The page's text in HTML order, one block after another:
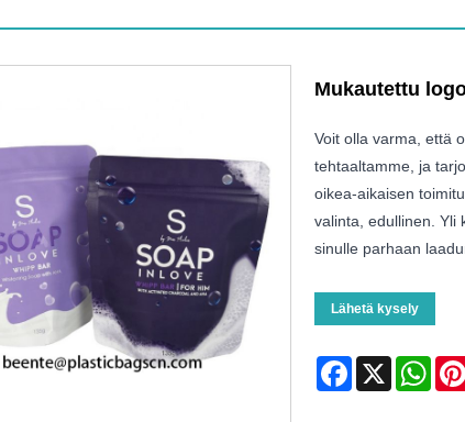
Mukautettu
Voit olla varma, että
tehtaaltamme, ja
oikea-aikaisen
valinta, edullinen. Yli
sinulle parhaan
Lähetä kysely
Facebook
X